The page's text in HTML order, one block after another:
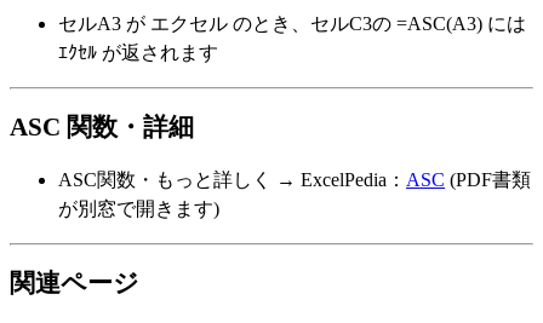
セルA3 が エクセル のとき、セルC3の =ASC(A3) には
ｴｸｾﾙ が返されます
ASC 関数・詳細
ASC関数・もっと詳しく → ExcelPedia： ASC (PDF書類
が別窓で開きます)
関連ページ